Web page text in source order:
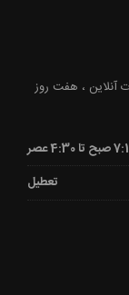
روز بصورت آنلاین ، هفت روز
4:30 عصر
تعطیل